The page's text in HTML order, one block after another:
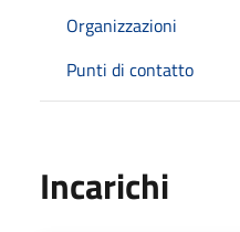
Organizzazioni
Punti di contatto
Incarichi